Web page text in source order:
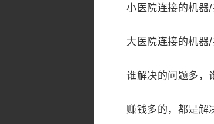
小医院连接的机器/
大医院连接的机器/
谁解决的问题多，谁
赚钱多的，都是解决